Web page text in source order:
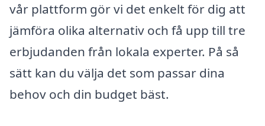
vår plattform gör vi det enkelt för dig att
jämföra olika alternativ och få upp till tre
erbjudanden från lokala experter. På så
sätt kan du välja det som passar dina
behov och din budget bäst.